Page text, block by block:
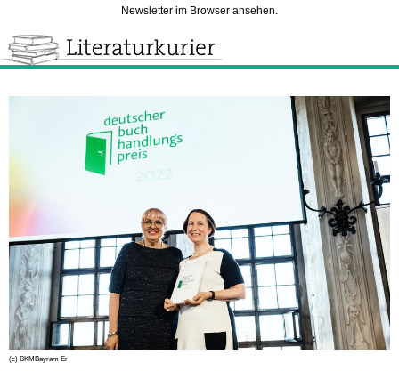
Newsletter im Browser ansehen.
(c) BKMBayram Er